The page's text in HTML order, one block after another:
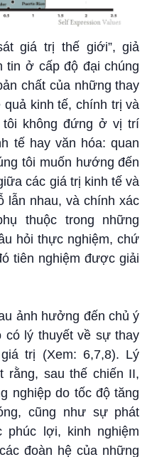
giá trị thế giới”, giả
tin ở cấp độ đại chúng
chất của những thay
kinh tế, chính trị và
tôi không đứng ở vị trí
tế hay văn hóa: quan
tôi muốn hướng đến
các giá trị kinh tế và
lẫn nhau, và chính xác
thuộc trong những
hỏi thực nghiệm, chứ
tiên nghiệm được giải
ảnh hưởng đến chủ ý
có lý thuyết về sự thay
trị (Xem: 6,7,8). Lý
rằng, sau thế chiến II,
nghiệp do tốc độ tăng
cũng như sự phát
phúc lợi, kinh nghiệm
đoàn hệ của những